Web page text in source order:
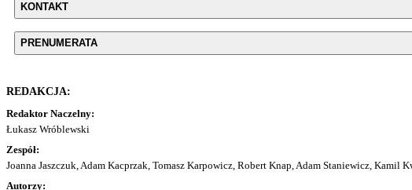
KONTAKT
PRENUMERATA
REDAKCJA:
Redaktor Naczelny:
Łukasz Wróblewski
Zespół:
Joanna Jaszczuk, Adam Kacprzak, Tomasz Karpowicz, Robert Knap, Adam Staniewicz,
Autorzy: